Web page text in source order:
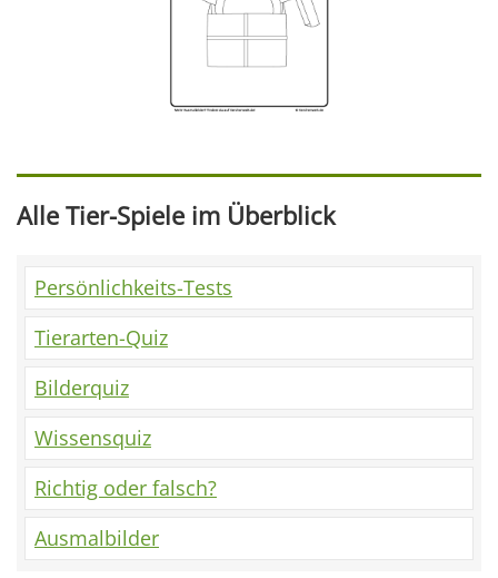
Alle Tier-Spiele im Überblick
Persönlichkeits-Tests
Tierarten-Quiz
Bilderquiz
Wissensquiz
Richtig oder falsch?
Ausmalbilder